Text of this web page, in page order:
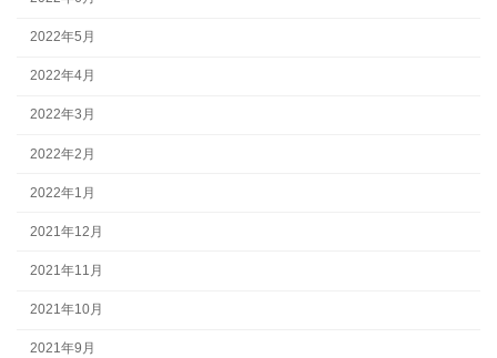
2022年5月
2022年4月
2022年3月
2022年2月
2022年1月
2021年12月
2021年11月
2021年10月
2021年9月